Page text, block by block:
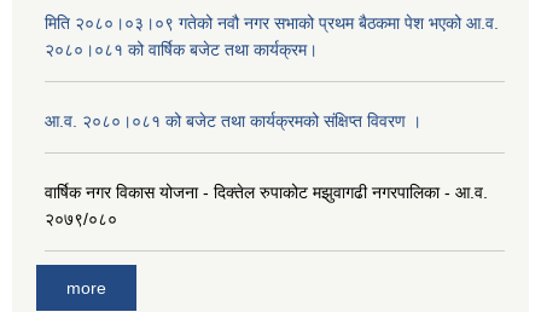
मिति २०८०।०३।०९ गतेको नवौ नगर सभाको प्रथम बैठकमा पेश भएको आ.व.
२०८०।०८१ को वार्षिक बजेट तथा कार्यक्रम।
आ.व. २०८०।०८१ को बजेट तथा कार्यक्रमको संक्षिप्त विवरण ।
वार्षिक नगर विकास योजना - दिक्तेल रुपाकोट मझुवागढी नगरपालिका - आ.व.
२०७९/०८०
more